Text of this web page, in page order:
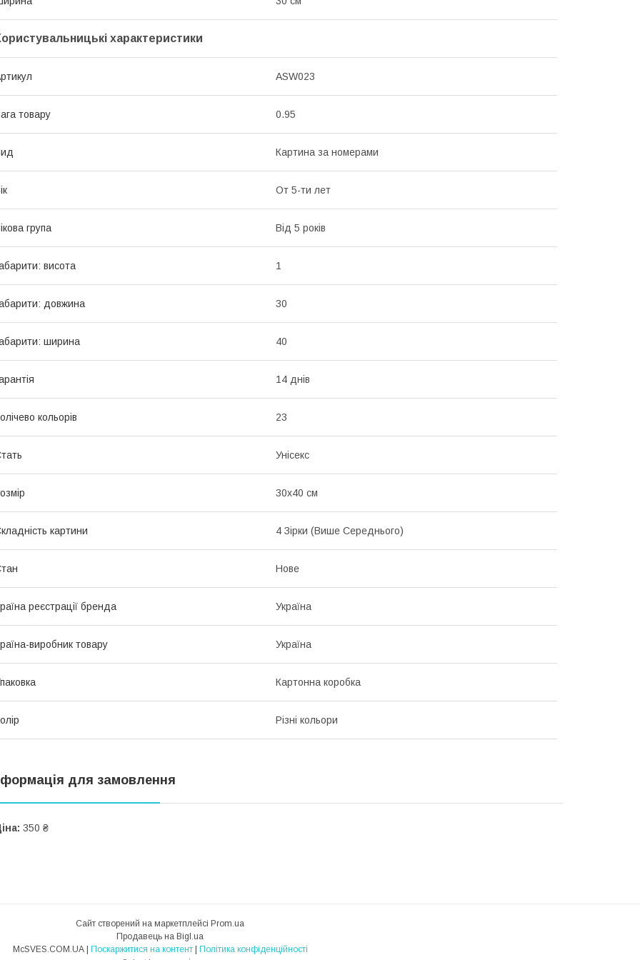
характеристики
ASW023
товару 0.95
Картина за номерами
От 5-ти лет
група Від 5 років
висота 1
довжина 30
ширина 40
14 днів
кольорів 23
Унісекс
30х40 см
картини 4 Зірки (Више Середнього)
Нове
реєстрації бренда Україна
виробник товару Україна
Картонна коробка
Різні кольори
для замовлення
350 ₴
Сайт створений на маркетплейсі Prom.ua
Продавець на Bigl.ua
McSVES.COM.UA | Поскаржитися на контент | Політика конфіденційності